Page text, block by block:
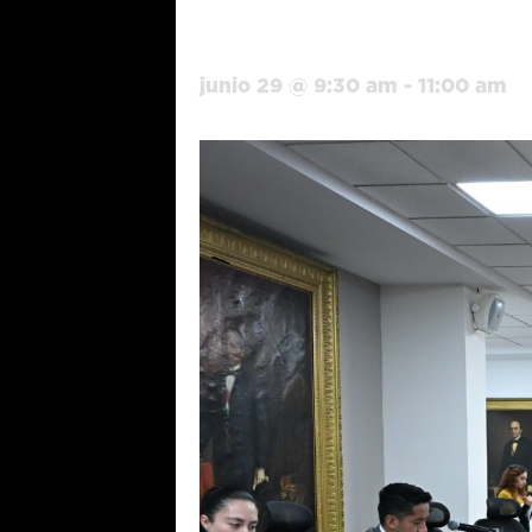
junio 29 @ 9:30 am - 11:00 am